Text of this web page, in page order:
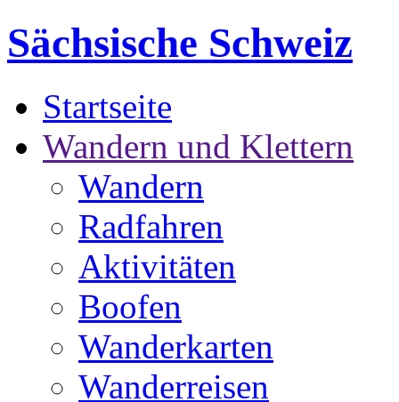
Sächsische Schweiz
Startseite
Wandern und Klettern
Wandern
Radfahren
Aktivitäten
Boofen
Wanderkarten
Wanderreisen